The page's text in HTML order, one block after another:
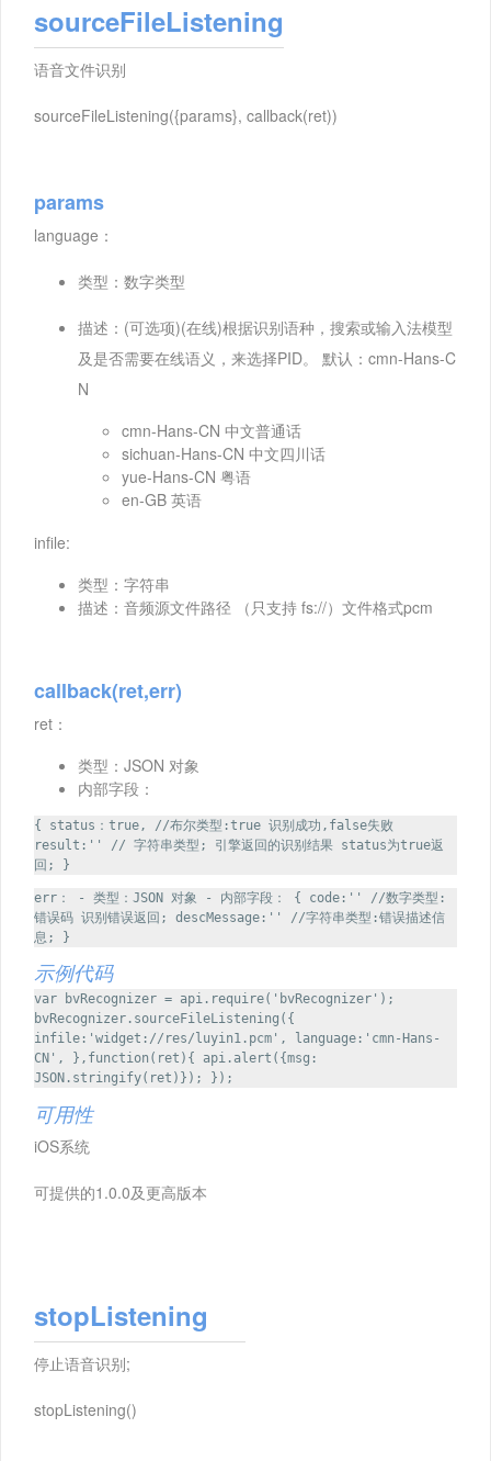
sourceFileListening
语音文件识别
sourceFileListening({params}, callback(ret))
params
language：
类型：数字类型
描述：(可选项)(在线)根据识别语种，搜索或输入法模型
及是否需要在线语义，来选择PID。 默认：cmn-Hans-C
N
cmn-Hans-CN 中文普通话
sichuan-Hans-CN 中文四川话
yue-Hans-CN 粤语
en-GB 英语
infile:
类型：字符串
描述：音频源文件路径 （只支持 fs://）文件格式pcm
callback(ret,err)
ret：
类型：JSON 对象
内部字段：
{ status：true, //布尔类型:true 识别成功,false失败
result:'' // 字符串类型; 引擎返回的识别结果 status为true返
回; }
err： - 类型：JSON 对象 - 内部字段： { code:'' //数字类型:
错误码 识别错误返回; descMessage:'' //字符串类型:错误描述信
息; }
示例代码
var bvRecognizer = api.require('bvRecognizer');
bvRecognizer.sourceFileListening({
infile:'widget://res/luyin1.pcm', language:'cmn-Hans-
CN', },function(ret){ api.alert({msg:
JSON.stringify(ret)}); });
可用性
iOS系统
可提供的1.0.0及更高版本
stopListening
停止语音识别;
stopListening()